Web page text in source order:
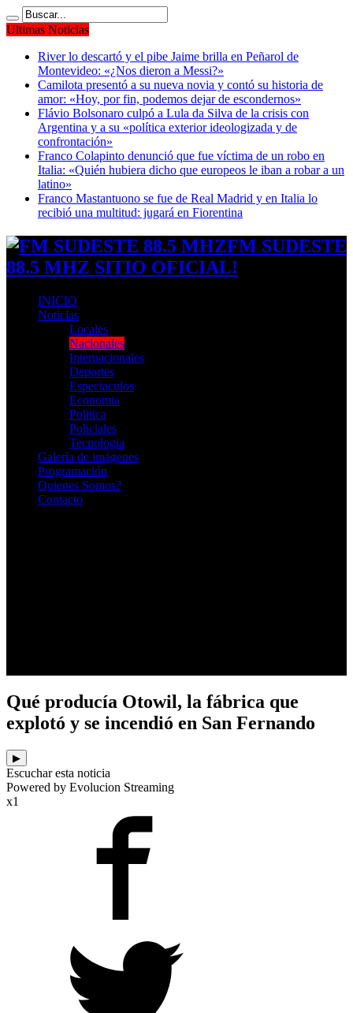
Ultimas Noticias
River lo descartó y el pibe Jaime brilla en Peñarol de
Montevideo: «¿Nos dieron a Messi?»
Camilota presentó a su nueva novia y contó su historia de
amor: «Hoy, por fin, podemos dejar de escondernos»
Flávio Bolsonaro culpó a Lula da Silva de la crisis con
Argentina y a su «política exterior ideologizada y de
confrontación»
Franco Colapinto denunció que fue víctima de un robo en
Italia: «Quién hubiera dicho que europeos le iban a robar a un
latino»
Franco Mastantuono se fue de Real Madrid y en Italia lo
recibió una multitud: jugará en Fiorentina
FM SUDESTE
88.5 MHZ SITIO OFICIAL!
INICIO
Noticias
Locales
Nacionales
Internacionales
Deportes
Espectaculos
Economia
Politica
Policiales
Tecnologia
Galería de imágenes
Programación
Quienes Somos?
Contacto
Qué producía Otowil, la fábrica que
explotó y se incendió en San Fernando
▶
Escuchar esta noticia
Powered by Evolucion Streaming
x1